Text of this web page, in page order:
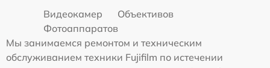
Видеокамер
Объективов
Фотоаппаратов
Мы занимаемся ремонтом и техническим
обслуживанием техники Fujifilm по истечении